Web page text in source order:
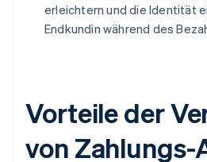
erleichtern und die Identität
Endkundin während des
Vorteile der
von Zahlungs-